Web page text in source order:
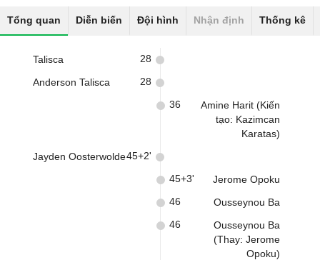
Tổng quan Diễn biến Đội hình Nhận định Thống kê
Talisca 28
Anderson Talisca 28
Amine Harit (Kiến
tạo: Kazimcan
Karatas)
36
Jayden Oosterwolde45+2'
Jerome Opoku
45+3'
Ousseynou Ba
46
Ousseynou Ba
(Thay: Jerome
Opoku)
46